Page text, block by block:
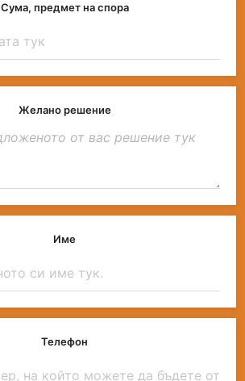
Сума, предмет на спора
Желано решение
Име
Телефон